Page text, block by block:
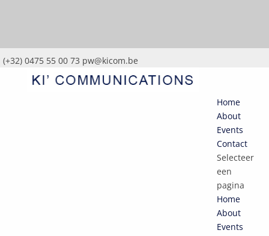
(+32) 0475 55 00 73 pw@kicom.be
Home
About
Events
Contact
Selecteer
een
pagina
Home
About
Events